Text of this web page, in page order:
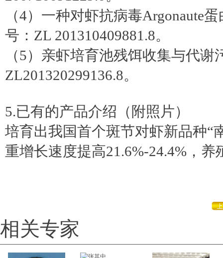
（4）一种对虾抗病毒Argonaute
号：ZL 201310409881.8。
（5）亲虾培育池残饵收集与代
ZL201320299136.8。
5.已有的产品介绍（附照片）
培育出我国首个斑节对虾新品种“
重增长速度提高21.6%-24.4%，养
相关专家